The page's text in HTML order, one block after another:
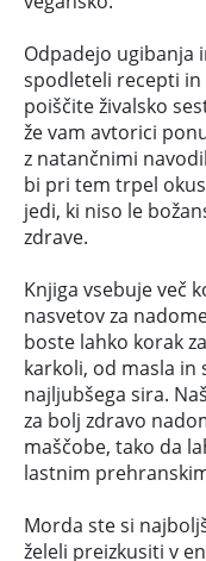
Odpadejo ugibanja
spodleteli recepti
poiščite živalsko
že vam avtorici
z natančnimi
bi pri tem trpel
jedi, ki niso le
zdrave.
Knjiga vsebuje več
nasvetov za
boste lahko korak
karkoli, od masla in
najljubšega sira.
za bolj zdravo
maščobe, tako da
lastnim
Morda ste si
želeli preizkusiti v